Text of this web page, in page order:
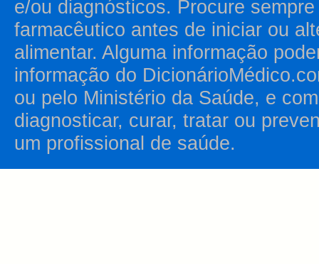
e/ou diagnósticos. Procure
farmacêutico antes de iniciar ou
alimentar. Alguma informação
informação do
ou pelo Ministério da Saúde, e
diagnosticar, curar, tratar ou
um profissional de saúde.